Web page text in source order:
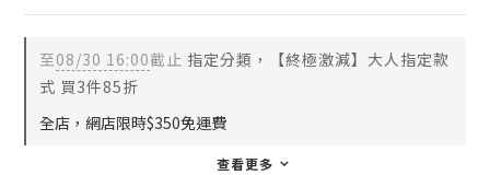
至08/30 16:00截止 指定分類，【終極激減】大人指定款
式 買3件85折
全店，網店限時$350免運費
查看更多